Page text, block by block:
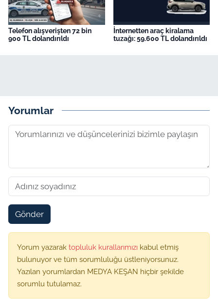
Telefon alışverişten 72 bin
900 TL dolandırıldı
İnternetten araç kiralama
tuzağı: 59.600 TL dolandırıldı
Yorumlar
Gönder
Yorum yazarak topluluk kurallarımızı kabul etmiş
bulunuyor ve tüm sorumluluğu üstleniyorsunuz.
Yazılan yorumlardan MEDYA KEŞAN hiçbir şekilde
sorumlu tutulamaz.